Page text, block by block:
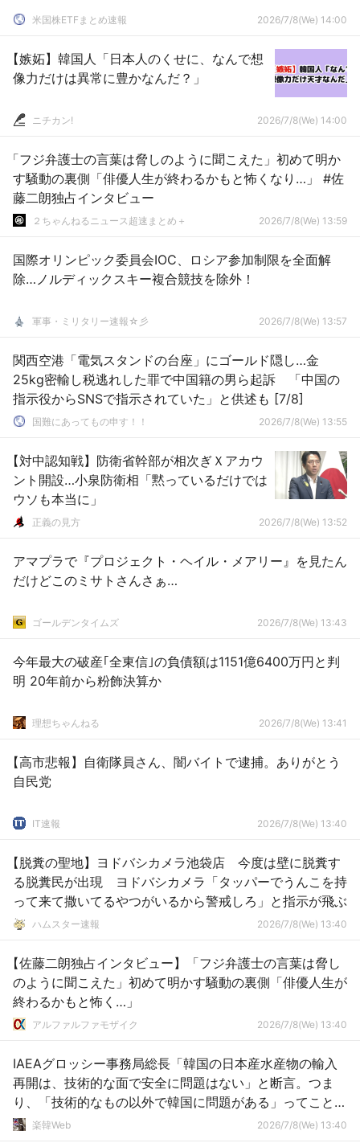
米国株ETFまとめ速報 2026/7/8(We) 14:00
【嫉妬】韓国人「日本人のくせに、なんで想
像力だけは異常に豊かなんだ？」
ニチカン! 2026/7/8(We) 14:00
「フジ弁護士の言葉は脅しのように聞こえた」初めて明か
す騒動の裏側「俳優人生が終わるかもと怖くなり…」 #佐
藤二朗独占インタビュー
２ちゃんねるニュース超速まとめ＋ 2026/7/8(We) 13:59
国際オリンピック委員会IOC、ロシア参加制限を全面解
除…ノルディックスキー複合競技を除外！
軍事・ミリタリー速報☆彡 2026/7/8(We) 13:57
関西空港「電気スタンドの台座」にゴールド隠し…金
25kg密輸し税逃れした罪で中国籍の男ら起訴 「中国の
指示役からSNSで指示されていた」と供述も [7/8]
国難にあってもの申す！！ 2026/7/8(We) 13:55
【対中認知戦】防衛省幹部が相次ぎＸアカウ
ント開設…小泉防衛相「黙っているだけでは
ウソも本当に」
正義の見方 2026/7/8(We) 13:52
アマプラで『プロジェクト・ヘイル・メアリー』を見たん
だけどこのミサトさんさぁ…
ゴールデンタイムズ 2026/7/8(We) 13:43
今年最大の破産｢全東信｣の負債額は1151億6400万円と判
明 20年前から粉飾決算か
理想ちゃんねる 2026/7/8(We) 13:41
【高市悲報】自衛隊員さん、闇バイトで逮捕。ありがとう
自民党
IT速報 2026/7/8(We) 13:40
【脱糞の聖地】ヨドバシカメラ池袋店 今度は壁に脱糞す
る脱糞民が出現 ヨドバシカメラ「タッパーでうんこを持
って来て撒いてるやつがいるから警戒しろ」と指示が飛ぶ
ハムスター速報 2026/7/8(We) 13:40
【佐藤二朗独占インタビュー】「フジ弁護士の言葉は脅し
のように聞こえた」初めて明かす騒動の裏側「俳優人生が
終わるかもと怖く…」
アルファルファモザイク 2026/7/8(We) 13:40
IAEAグロッシー事務局総長「韓国の日本産水産物の輸入
再開は、技術的な面で安全に問題はない」と断言。つま
り、「技術的なもの以外で韓国に問題がある」ってことで
すよ楽韓Web 2026/7/8(We) 13:40